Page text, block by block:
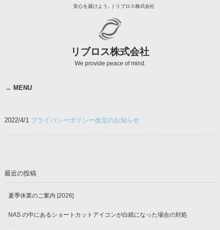
安心を届けよう。| リブロス株式会社
リブロス株式会社
We provide peace of mind.
MENU
2022/4/1 プライバシーポリシー改定のお知らせ
最近の投稿
夏季休業のご案内 [2026]
NAS の中にあるショートカットアイコンが白紙になった場合の対処